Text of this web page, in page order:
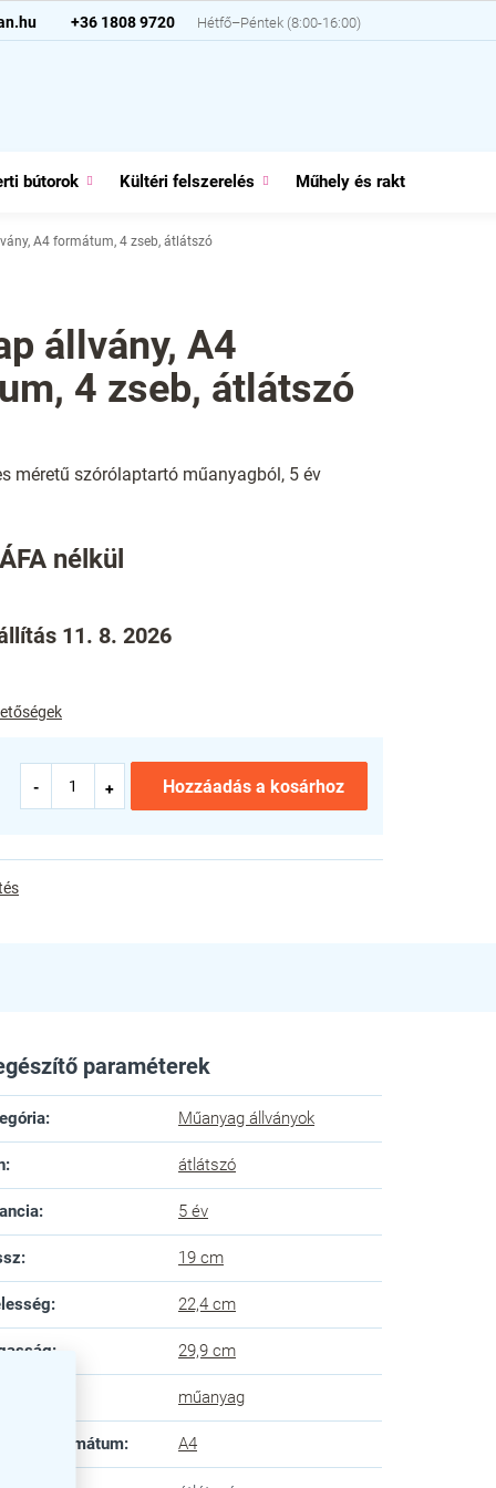
+36 1808 9720
bútorok Kültéri felszerelés Műhely és raktár
A4 formátum, 4 zseb, átlátszó
állvány, A4
4 zseb, átlátszó
méretű szórólaptartó műanyagból, 5 év
nélkül
11. 8. 2026
Hozzáadás a kosárhoz
paraméterek
: Műanyag állványok
: átlátszó
: 5 év
: 19 cm
: 22,4 cm
: 29,9 cm
műanyag
formátum: A4